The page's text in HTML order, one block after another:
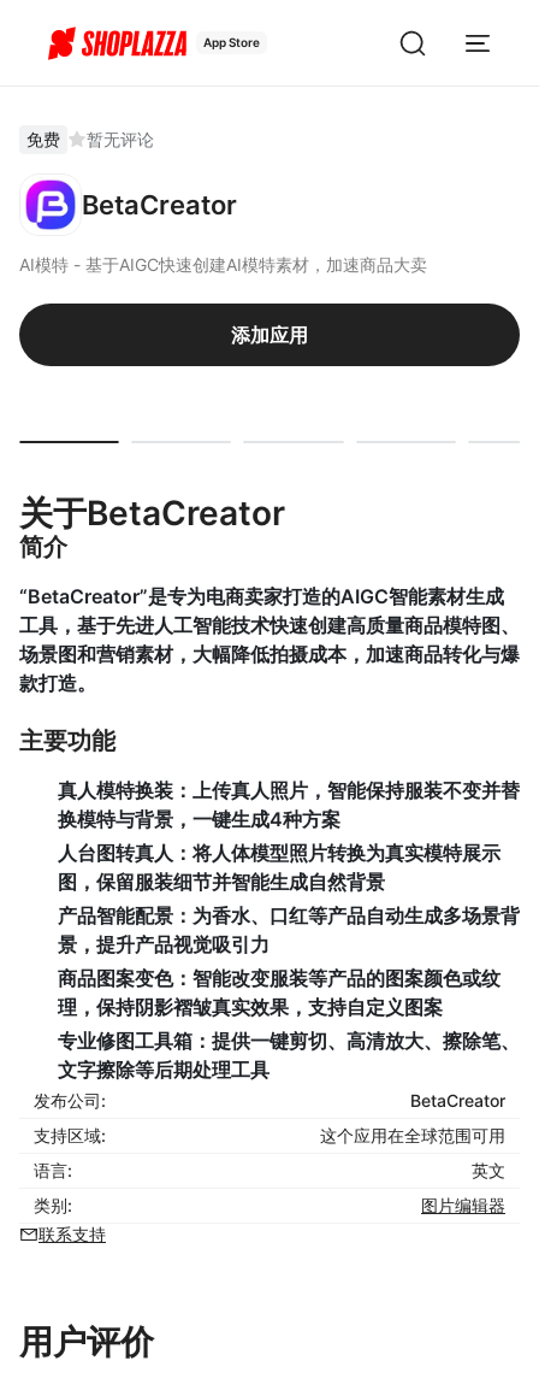
App Store
免费 暂无评论
BetaCreator
AI模特 - 基于AIGC快速创建AI模特素材，加速商品大卖
添加应用
关于BetaCreator
简介
“BetaCreator”是专为电商卖家打造的AIGC智能素材生成
工具，基于先进人工智能技术快速创建高质量商品模特图、
场景图和营销素材，大幅降低拍摄成本，加速商品转化与爆
款打造。
主要功能
真人模特换装 ：上传真人照片，智能保持服装不变并替
换模特与背景，一键生成4种方案
人台图转真人 ：将人体模型照片转换为真实模特展示
图，保留服装细节并智能生成自然背景
产品智能配景 ：为香水、口红等产品自动生成多场景背
景，提升产品视觉吸引力
商品图案变色：智能改变服装等产品的图案颜色或纹
理，保持阴影褶皱真实效果，支持自定义图案
专业修图工具箱 ：提供一键剪切、高清放大、擦除笔、
文字擦除等后期处理工具
发布公司:
BetaCreator
支持区域:
这个应用在全球范围可用
语言:
英文
类别:
图片编辑器
联系支持
用户评价